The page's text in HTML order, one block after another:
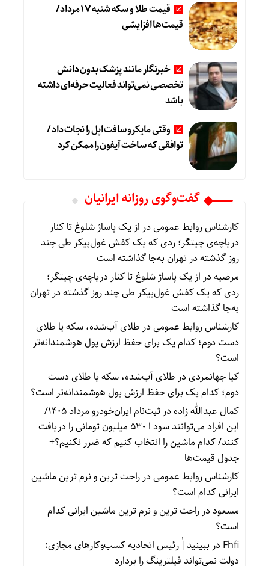
قیمت طلا و سکه شنبه 17 مرداد/
قیمت‌ها افزایشی
خبرنگار مانند پزشک بدون دانش
تخصصی نمی‌تواند فعالیت حرفه‌ای داشته
باشد
وقتی مایکروسافت اپل را نجات داد /
توافقی که ساخت آیفون را ممکن کرد
گفت‌وگوی روزانه ایرانیان
کارشناس روابط عمومیدر از یک پاساژ شلوغ تا کنار
دریاچه‌ی چیتگر؛ ردی که یک کفش غول‌پیکر طی چند
روز گذشته در تهران به‌جا گذاشته است
مرضیهدر از یک پاساژ شلوغ تا کنار دریاچه‌ی چیتگر؛
ردی که یک کفش غول‌پیکر طی چند روز گذشته در تهران
به‌جا گذاشته است
کارشناس روابط عمومیدر طلای آب‌شده، سکه یا طلای
دست دوم؛ کدام یک برای حفظ ارزش پول هوشمندانه‌تر
است؟
کیا جهانمردیدر طلای آب‌شده، سکه یا طلای دست
دوم؛ کدام یک برای حفظ ارزش پول هوشمندانه‌تر است؟
کمال عبدالله زادهدر
ثبت‌نام ایران‌خودرو مرداد ۱۴۰۵/
این افراد می‌توانند سود ا ۵۳۰ میلیون تومانی را دریافت
کنند/ کدام ماشین را انتخاب کنیم که ضرر نکنیم؟+
جدول قیمت‌ها
کارشناس روابط عمومیدرراحت ترین و نرم ترین ماشین
ایرانی کدام است؟
مسعوددرراحت ترین و نرم ترین ماشین ایرانی کدام
است؟
Fhfiدر ببینید| ٰرئیس اتحادیه کسب‌وکارهای مجازی:
دولت نمی‌تواند فیلترینگ را بردارد